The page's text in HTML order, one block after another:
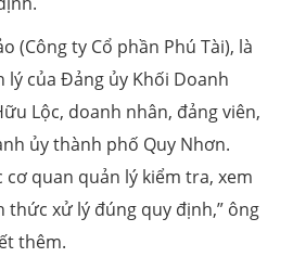
(Công ty Cổ phần Phú Tài), là
lý của Đảng ủy Khối Doanh
Lộc, doanh nhân, đảng viên,
ủy thành phố Quy Nhơn.
cơ quan quản lý kiểm tra, xem
thức xử lý đúng quy định,” ông
thêm.